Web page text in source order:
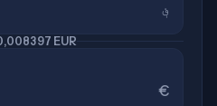
؋
EUR
€